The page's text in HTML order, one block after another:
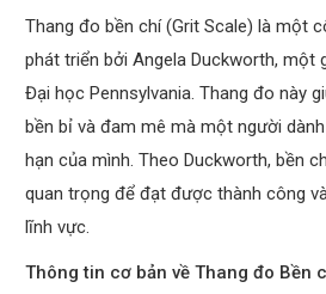
Thang đo bền chí (Grit Scale) là một
phát triển bởi Angela Duckworth, một
Đại học Pennsylvania. Thang đo này
bền bỉ và đam mê mà một người
hạn của mình. Theo Duckworth, bền
quan trọng để đạt được thành công
lĩnh vực.
Thông tin cơ bản về Thang đo Bền